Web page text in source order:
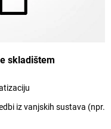
skladištem
iz vanjskih sustava (npr.